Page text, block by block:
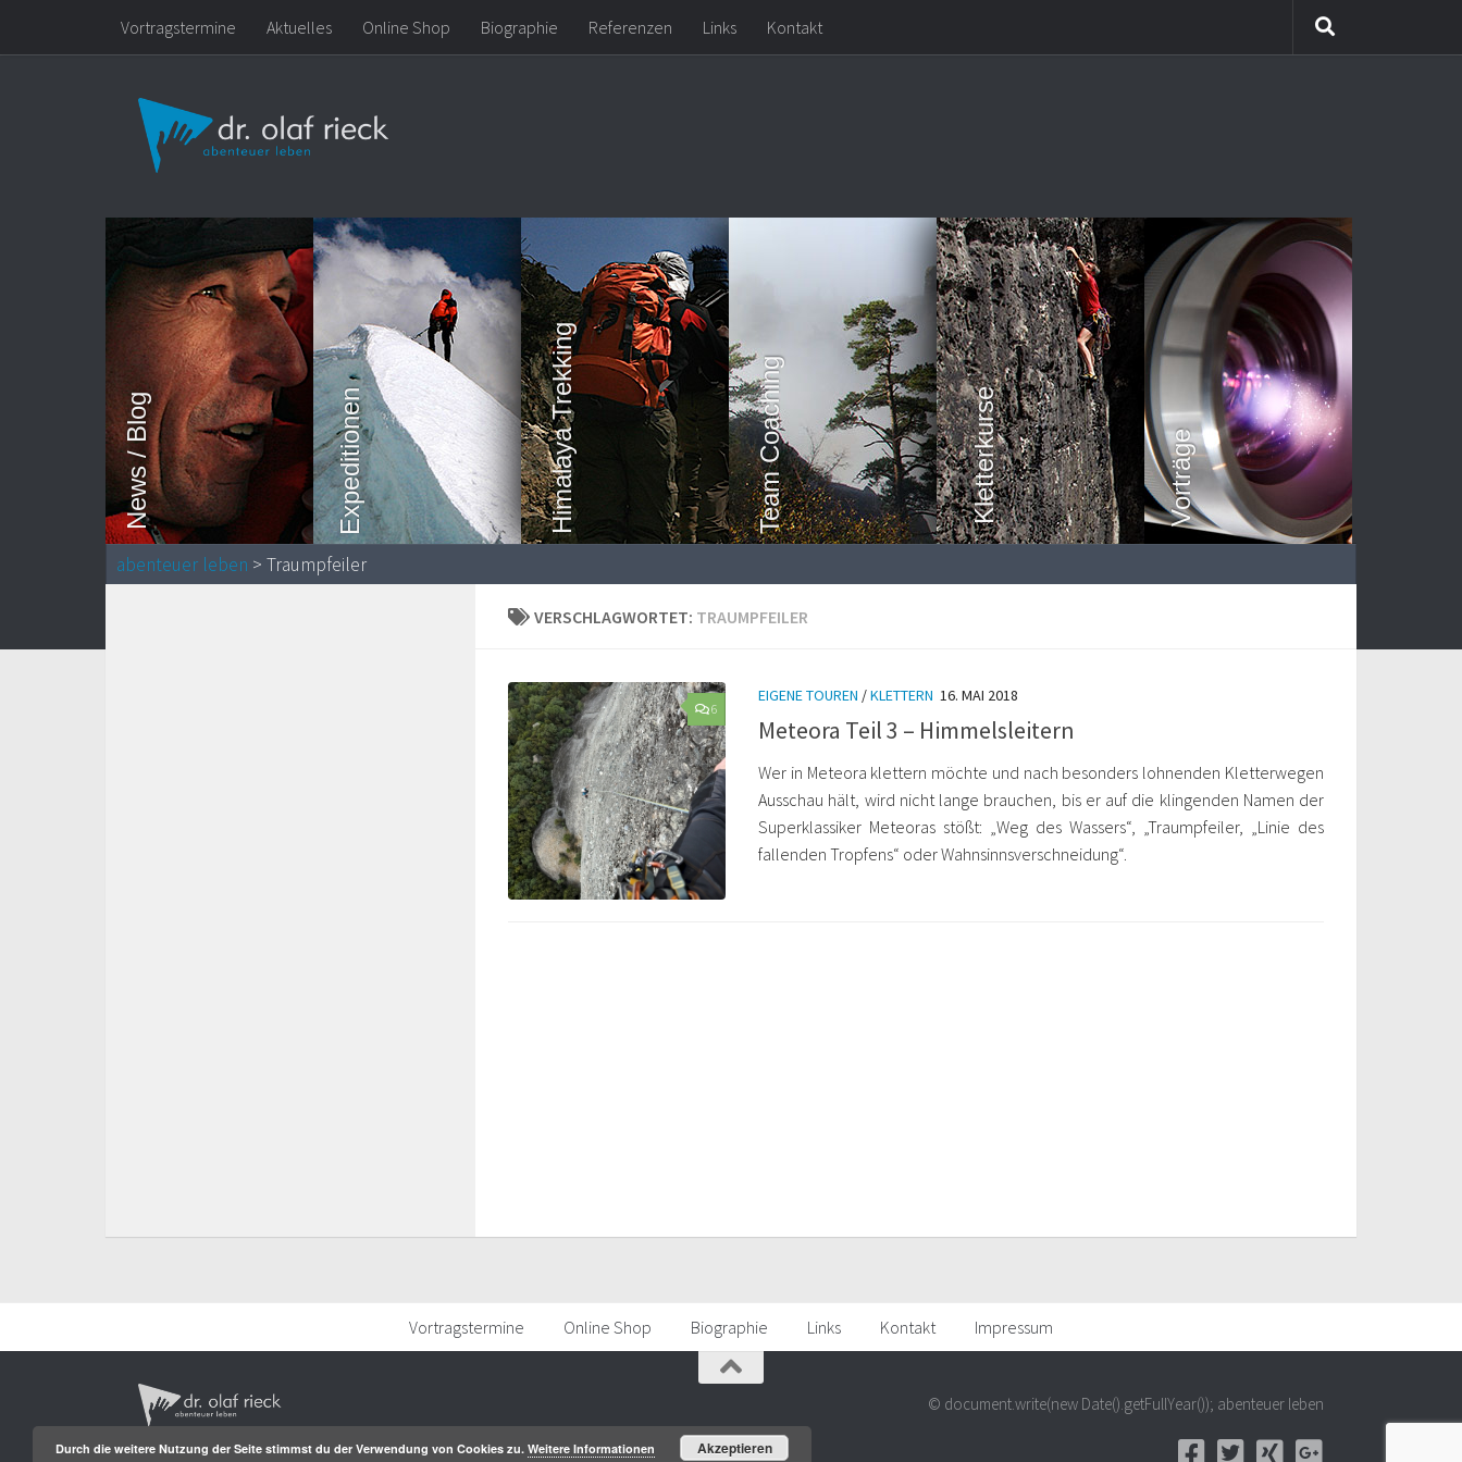
Zum Inhalt springen
Vortragstermine Aktuelles Online Shop Biographie Referenzen Links Kontakt
News / Blog Expeditionen Himalaya Trekking Team Coaching Kletterkurse Vorträge
abenteuer leben > Traumpfeiler
VERSCHLAGWORTET: TRAUMPFEILER
6
EIGENE TOUREN /KLETTERN 16. MAI 2018
Meteora Teil 3 – Himmelsleitern
Wer in Meteora klettern möchte und nach besonders lohnenden Kletterwegen
Ausschau hält, wird nicht lange brauchen, bis er auf die klingenden Namen der
Superklassiker Meteoras stößt: „Weg des Wassers“, „Traumpfeiler, „Linie des
fallenden Tropfens“ oder Wahnsinnsverschneidung“.
Vortragstermine Online Shop Biographie Links Kontakt Impressum
© document.write(new Date().getFullYear()); abenteuer leben
Durch die weitere Nutzung der Seite stimmst du der Verwendung von Cookies zu. Weitere Informationen Akzeptieren